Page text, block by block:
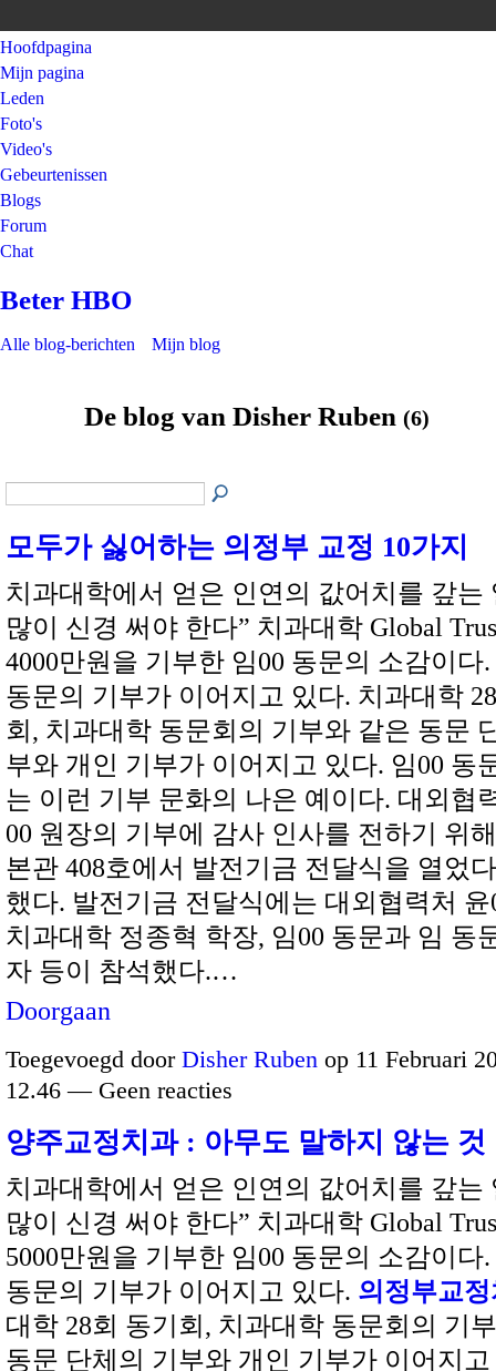
Hoofdpagina
Mijn pagina
Leden
Foto's
Video's
Gebeurtenissen
Blogs
Forum
Chat
Beter HBO
Alle blog-berichten Mijn blog
De blog van Disher Ruben (6)
모두가 싫어하는 의정부 교정 10가지
치과대학에서 얻은 인연의 값어치를 갚는
많이 신경 써야 한다” 치과대학 Global
4000만원을 기부한 임00 동문의 소감이다
동문의 기부가 이어지고 있다. 치과대학
회, 치과대학 동문회의 기부와 같은 동문
부와 개인 기부가 이어지고 있다. 임00 동
는 이런 기부 문화의 나은 예이다. 대외협
00 원장의 기부에 감사 인사를 전하기 위
본관 408호에서 발전기금 전달식을 열었
했다. 발전기금 전달식에는 대외협력처 윤
치과대학 정종혁 학장, 임00 동문과 임 동
자 등이 참석했다.…
Doorgaan
Toegevoegd door Disher Ruben op 11 Februari
12.46 — Geen reacties
양주교정치과 : 아무도 말하지 않는 것
치과대학에서 얻은 인연의 값어치를 갚는
많이 신경 써야 한다” 치과대학 Global
5000만원을 기부한 임00 동문의 소감이다
동문의 기부가 이어지고 있다. 의정부교
대학 28회 동기회, 치과대학 동문회의 기
동문 단체의 기부와 개인 기부가 이어지